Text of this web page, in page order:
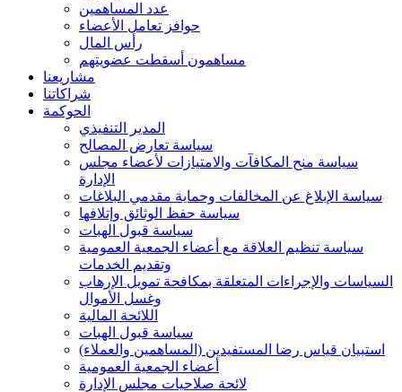
عدد المساهمين
حوافز تعامل الأعضاء
رأس المال
مساهمون أسقطت عضويتهم
مشاريعنا
شراكاتنا
الحوكمة
المدير التنفيذي
سياسة تعارض المصالح
سياسة منح المكافآت والامتيازات لأعضاء مجلس
الإدارة
سياسة الإبلاغ عن المخالفات وحماية مقدمي البلاغات
سياسة حفظ الوثائق وإتلافها
سياسة قبول الهبات
سياسة تنظيم العلاقة مع أعضاء الجمعية العمومية
وتقديم الخدمات
السياسات والإجراءات المتعلقة بمكافحة تمويل الإرهاب
وغسل الأموال
اللائحة المالية
سياسة قبول الهبات
استبيان قياس رضا المستفيدين (المساهمين والعملاء)
أعضاء الجمعية العمومية
لائحة صلاحيات مجلس الإدارة